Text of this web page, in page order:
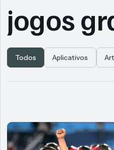
jogos
Todos Aplicativos
Articles